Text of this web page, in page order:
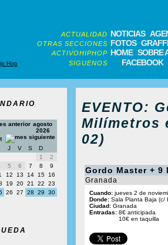
ACTUALIDAD NOTICIAS
OTRAS SECCIONES FOTOS
ACTIVOHIPHOP HOME SOBRE
SIGUENOS FACEBOOK
agosto
2026
J V S
D
1
2
5 6 7 8
9
12 13 14 15
16
19 20 21 22
23
26 27 28 29
30
EVENTO:
Milímetros
02)
Gordo Master + 9
Granada
Cuando:jueves 2 de
Donde:Sala Planta Baja (c/
Ciudad:Granada
Entradas: 8€ anticipada
10€ en taquilla